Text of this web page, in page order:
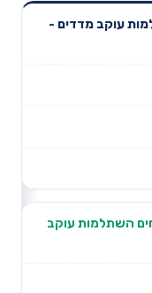
דמי ניהול
עוקב מדדים -
השתלמות עוקב